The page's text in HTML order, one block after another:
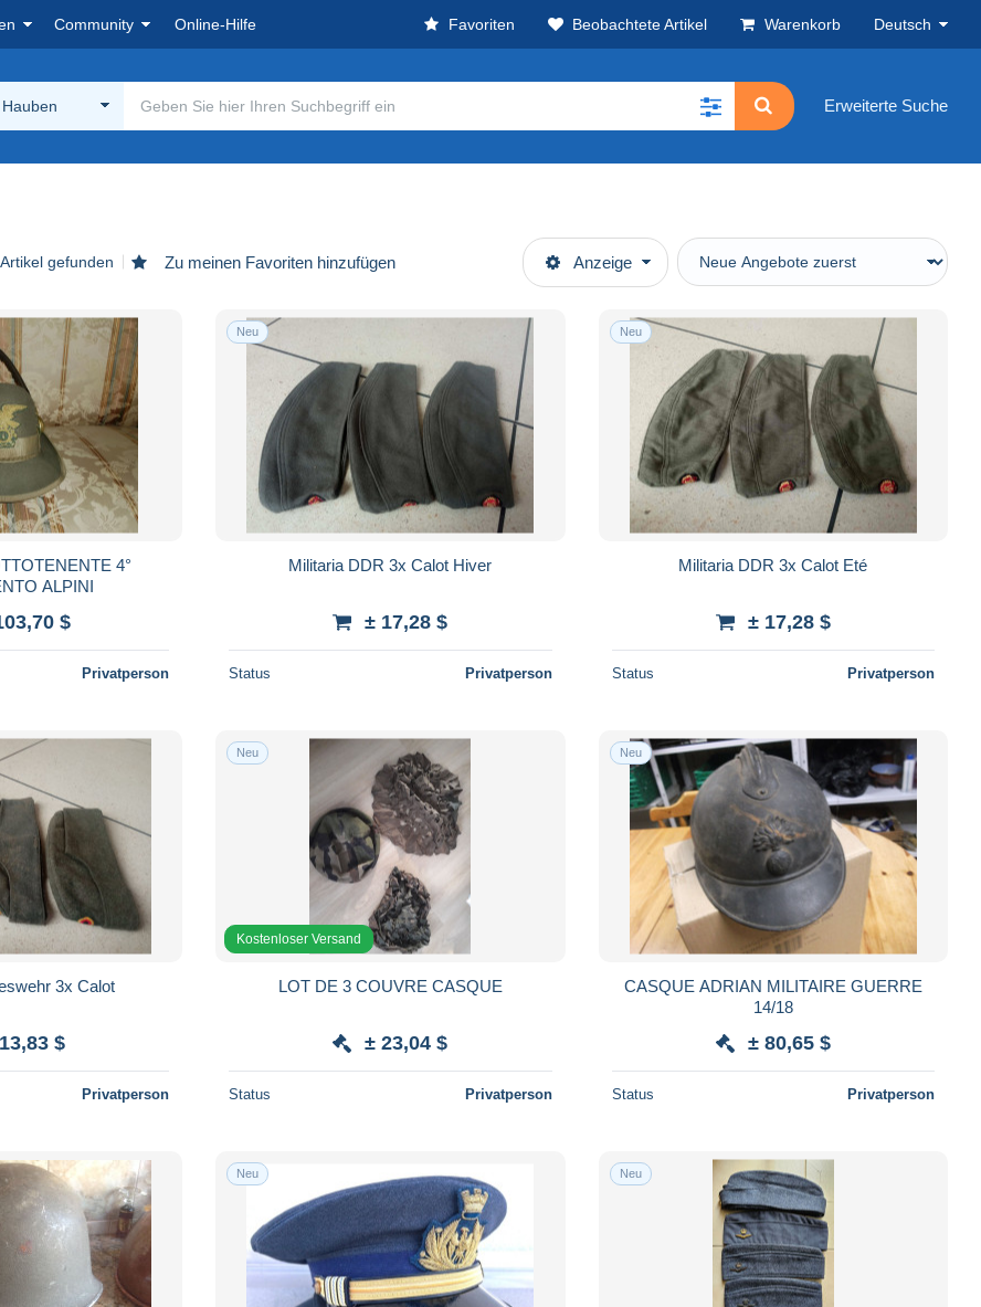
Community Online-Hilfe Favoriten Beobachtete Artikel Warenkorb Deutsch
Erweiterte Suche
gefunden Zu meinen Favoriten hinzufügen Anzeige
4°
ALPINI
$
Privatperson
Neu
Militaria DDR 3x Calot Hiver
± 17,28 $
Status Privatperson
Neu
Militaria DDR 3x Calot Eté
± 17,28 $
Status Privatperson
3x Calot
$
Privatperson
Neu
Kostenloser Versand
LOT DE 3 COUVRE CASQUE
± 23,04 $
Status Privatperson
Neu
CASQUE ADRIAN MILITAIRE GUERRE
14/18
± 80,65 $
Status Privatperson
Neu Neu